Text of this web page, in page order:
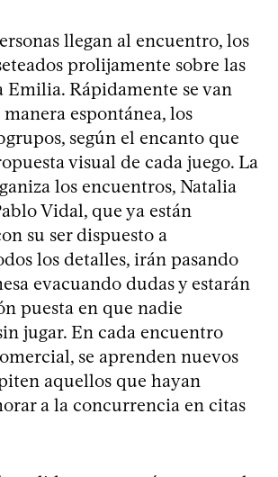
llegan al encuentro, los
prolijamente sobre las
Emilia. Rápidamente se van
espontánea, los
según el encanto que
visual de cada juego. La
los encuentros, Natalia
Vidal, que ya están
su ser dispuesto a
los detalles, irán pasando
evacuando dudas y estarán
puesta en que nadie
jugar. En cada encuentro
se aprenden nuevos
aquellos que hayan
a la concurrencia en citas